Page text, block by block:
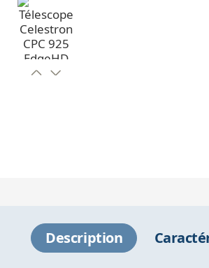
Description